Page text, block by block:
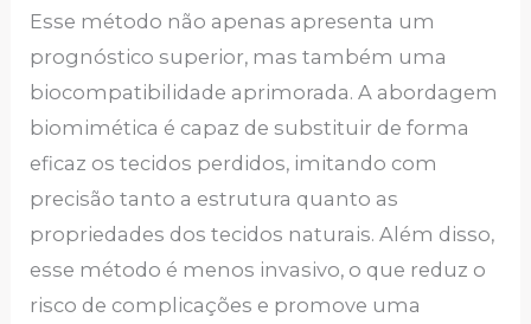
Esse método não apenas apresenta um
prognóstico superior, mas também uma
biocompatibilidade aprimorada. A abordagem
biomimética é capaz de substituir de forma
eficaz os tecidos perdidos, imitando com
precisão tanto a estrutura quanto as
propriedades dos tecidos naturais. Além disso,
esse método é menos invasivo, o que reduz o
risco de complicações e promove uma